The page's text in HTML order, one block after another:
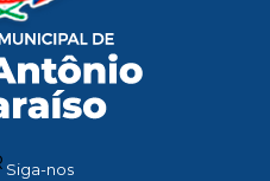
Siga-nos